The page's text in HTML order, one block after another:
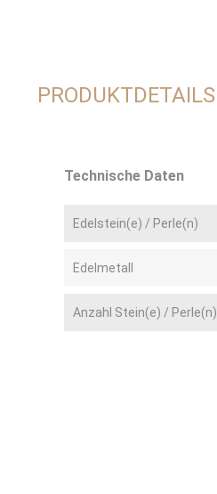
PRODUKTDETAILS
Technische Daten
Edelstein(e) / Perle(n)
Edelmetall
Anzahl Stein(e) / Perle(n)